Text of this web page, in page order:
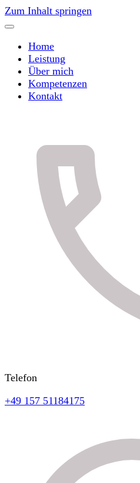
Zum Inhalt springen
Home
Leistung
Über mich
Kompetenzen
Kontakt
Telefon
+49 157 51184175